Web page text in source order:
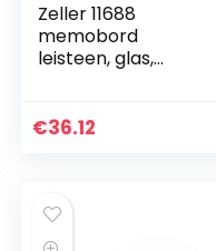
Zeller 11688
memobord
leisteen, glas,
€36.12